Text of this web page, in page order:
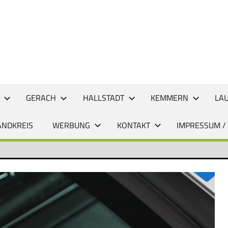
GERACH HALLSTADT KEMMERN
WERBUNG KONTAKT IMPRESSUM /